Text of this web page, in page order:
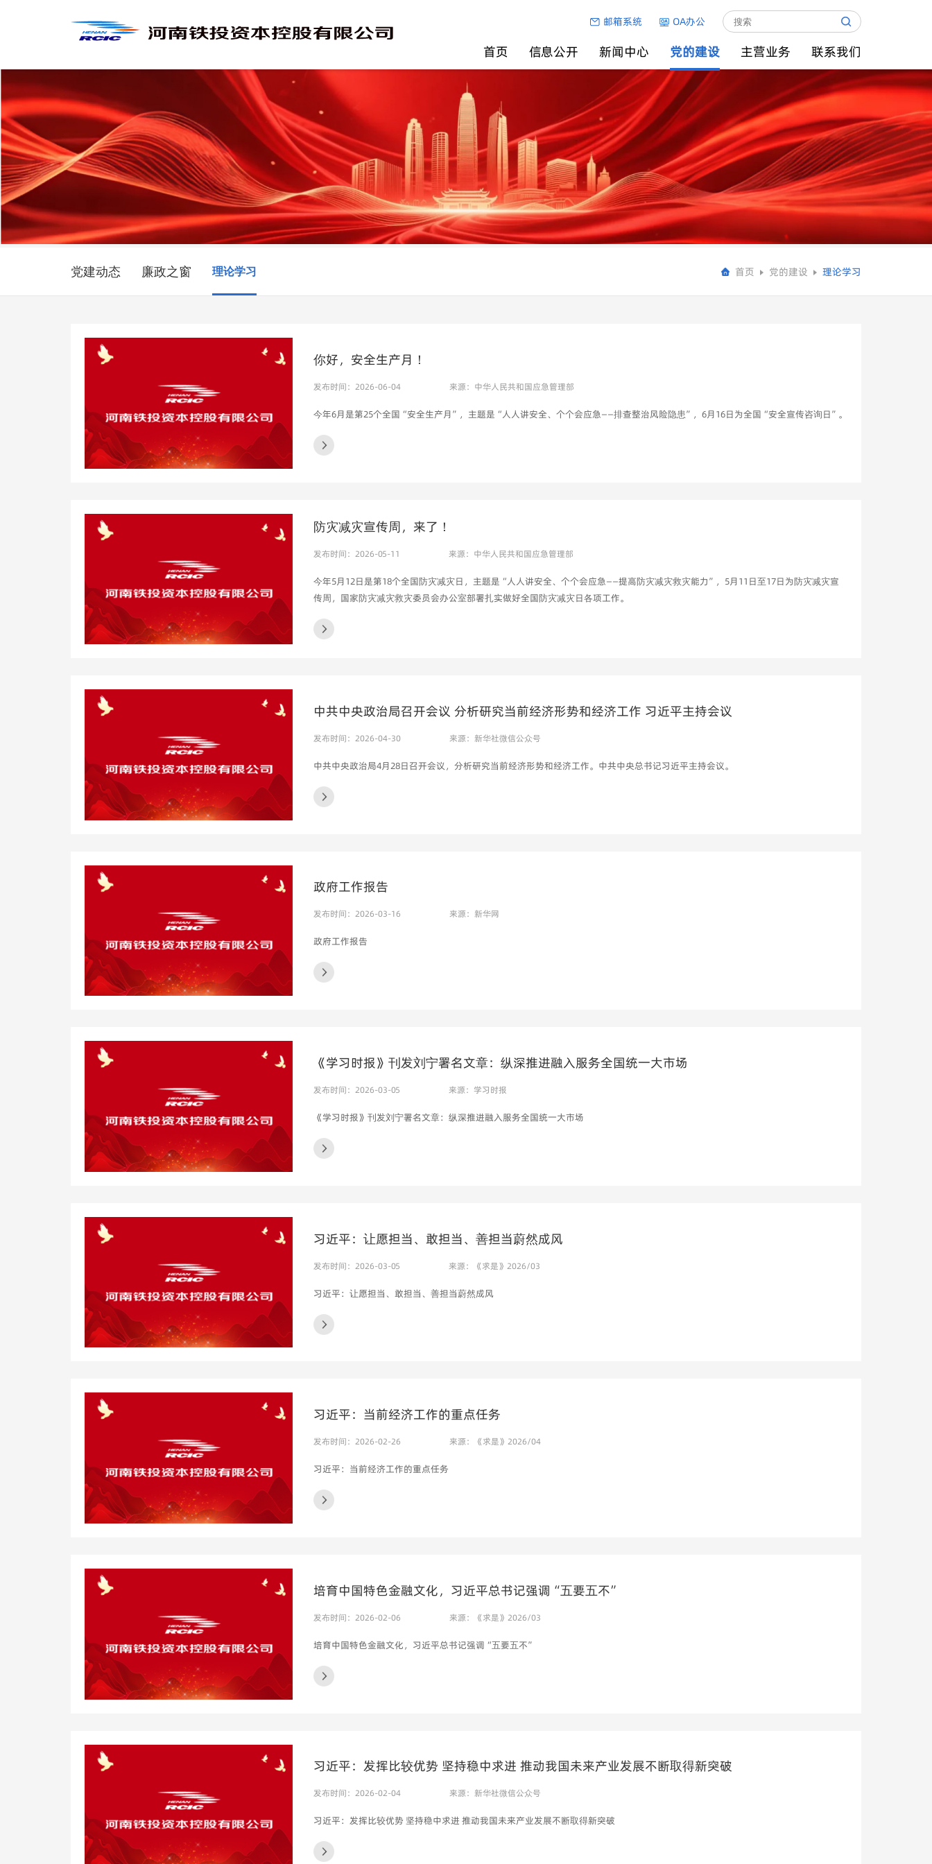
邮箱系统 OA办公
首页 信息公开 新闻中心 党的建设 主营业务 联系我们
党建动态 廉政之窗 理论学习 首页 党的建设 理论学习
你好，安全生产月！
发布时间：2026-06-04 来源：中华人民共和国应急管理部
今年6月是第25个全国“安全生产月”，主题是“人人讲安全、个个会应急——排查整治风险隐患”，6月16日为全国“安全宣传咨询日”。
防灾减灾宣传周，来了！
发布时间：2026-05-11 来源：中华人民共和国应急管理部
今年5月12日是第18个全国防灾减灾日，主题是“人人讲安全、个个会应急——提高防灾减灾救灾能力”，5月11日至17日为防灾减灾宣
传周，国家防灾减灾救灾委员会办公室部署扎实做好全国防灾减灾日各项工作。
中共中央政治局召开会议 分析研究当前经济形势和经济工作 习近平主持会议
发布时间：2026-04-30 来源：新华社微信公众号
中共中央政治局4月28日召开会议，分析研究当前经济形势和经济工作。中共中央总书记习近平主持会议。
政府工作报告
发布时间：2026-03-16 来源：新华网
政府工作报告
《学习时报》刊发刘宁署名文章：纵深推进融入服务全国统一大市场
发布时间：2026-03-05 来源：学习时报
《学习时报》刊发刘宁署名文章：纵深推进融入服务全国统一大市场
习近平：让愿担当、敢担当、善担当蔚然成风
发布时间：2026-03-05 来源：《求是》2026/03
习近平：让愿担当、敢担当、善担当蔚然成风
习近平：当前经济工作的重点任务
发布时间：2026-02-26 来源：《求是》2026/04
习近平：当前经济工作的重点任务
培育中国特色金融文化，习近平总书记强调“五要五不”
发布时间：2026-02-06 来源：《求是》2026/03
培育中国特色金融文化，习近平总书记强调“五要五不”
习近平：发挥比较优势 坚持稳中求进 推动我国未来产业发展不断取得新突破
发布时间：2026-02-04 来源：新华社微信公众号
习近平：发挥比较优势 坚持稳中求进 推动我国未来产业发展不断取得新突破